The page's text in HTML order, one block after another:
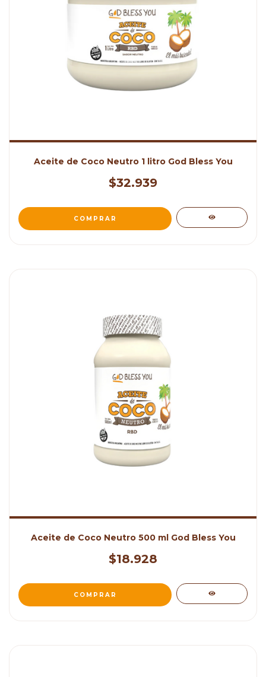
Aceite de Coco Neutro 1 litro God Bless You
$32.939
Aceite de Coco Neutro 500 ml God Bless You
$18.928